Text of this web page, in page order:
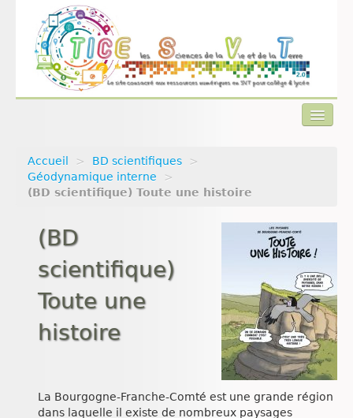
Actualités
Qui sommes-nous ?
Contact
Accueil > BD scientifiques
>
Géodynamique interne
>
(BD scientifique) Toute une histoire
(BD
scientifique)
Toute une
histoire
La Bourgogne-Franche-Comté est une grande région
dans laquelle il existe de nombreux paysages